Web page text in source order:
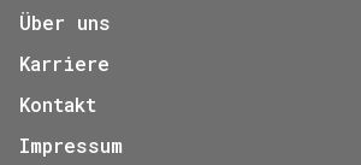
Über uns
Karriere
Kontakt
Impressum